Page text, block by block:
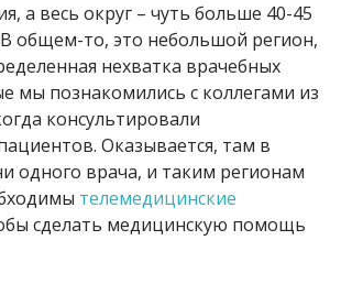
а весь округ – чуть больше 40-45
В общем-то, это небольшой регион,
нехватка врачебных
мы познакомились с коллегами из
консультировали
Оказывается, там в
одного врача, и таким регионам
телемедицинские
сделать медицинскую помощь